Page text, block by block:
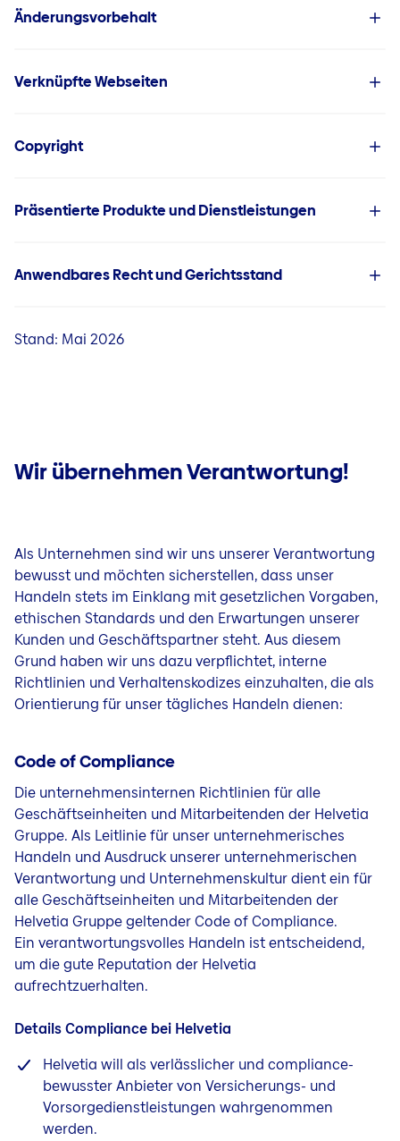
Änderungsvorbehalt
Verknüpfte Webseiten
Copyright
Präsentierte Produkte und Dienstleistungen
Anwendbares Recht und Gerichtsstand
Stand: Mai 2026
Wir übernehmen Verantwortung!
Als Unternehmen sind wir uns unserer Verantwortung
bewusst und möchten sicherstellen, dass unser
Handeln stets im Einklang mit gesetzlichen Vorgaben,
ethischen Standards und den Erwartungen unserer
Kunden und Geschäftspartner steht. Aus diesem
Grund haben wir uns dazu verpflichtet, interne
Richtlinien und Verhaltenskodizes einzuhalten, die als
Orientierung für unser tägliches Handeln dienen:
Code of Compliance
Die unternehmensinternen Richtlinien für alle
Geschäftseinheiten und Mitarbeitenden der Helvetia
Gruppe. Als Leitlinie für unser unternehmerisches
Handeln und Ausdruck unserer unternehmerischen
Verantwortung und Unternehmenskultur dient ein für
alle Geschäftseinheiten und Mitarbeitenden der
Helvetia Gruppe geltender Code of Compliance.
Ein verantwortungsvolles Handeln ist entscheidend,
um die gute Reputation der Helvetia
aufrechtzuerhalten.
Details Compliance bei Helvetia
Helvetia will als verlässlicher und compliance-
bewusster Anbieter von Versicherungs- und
Vorsorgedienstleistungen wahrgenommen
werden.